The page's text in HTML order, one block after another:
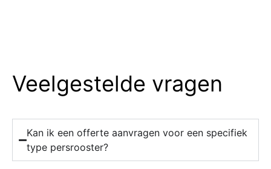
Veelgestelde vragen
Kan ik een offerte aanvragen voor een specifiek
type persrooster?